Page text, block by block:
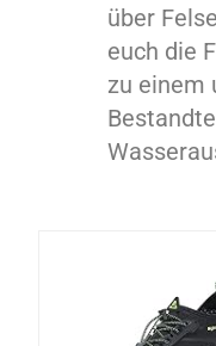
über
euch die
zu einem